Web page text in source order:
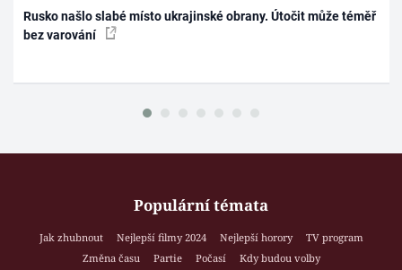
Rusko našlo slabé místo ukrajinské obrany. Útočit může téměř
bez varování
Populární témata
Jak zhubnout Nejlepší filmy 2024 Nejlepší horory
TV program
Změna času
Partie Počasí
Kdy budou volby